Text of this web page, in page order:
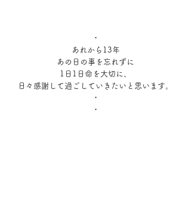
・
あれから13年
あの日の事を忘れずに
1日1日命を大切に、
日々感謝して過ごしていきたいと思います。
・
・